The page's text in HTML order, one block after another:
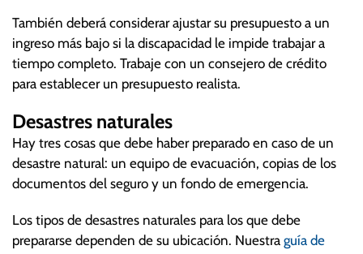
También deberá considerar ajustar su presupuesto a un
ingreso más bajo si la discapacidad le impide trabajar a
tiempo completo. Trabaje con un consejero de crédito
para establecer un presupuesto realista.
Desastres naturales
Hay tres cosas que debe haber preparado en caso de un
desastre natural: un equipo de evacuación, copias de los
documentos del seguro y un fondo de emergencia.
Los tipos de desastres naturales para los que debe
prepararse dependen de su ubicación. Nuestra guía de